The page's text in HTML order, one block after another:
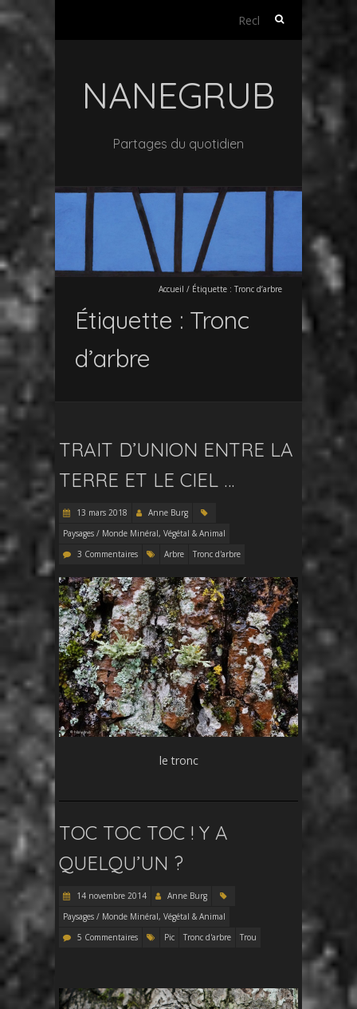
Rechercher :
NANEGRUB
Partages du quotidien
Accueil / Étiquette : Tronc d’arbre
Étiquette : Tronc
d’arbre
TRAIT D’UNION ENTRE LA
TERRE ET LE CIEL …
13 mars 2018
Anne Burg
Paysages / Monde Minéral, Végétal & Animal
3 Commentaires
Arbre Tronc d'arbre
le tronc
TOC TOC TOC ! Y A
QUELQU’UN ?
14 novembre 2014
Anne Burg
Paysages / Monde Minéral, Végétal & Animal
5 Commentaires
Pic Tronc d'arbre Trou